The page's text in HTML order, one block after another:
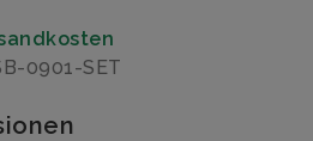
0901-SET